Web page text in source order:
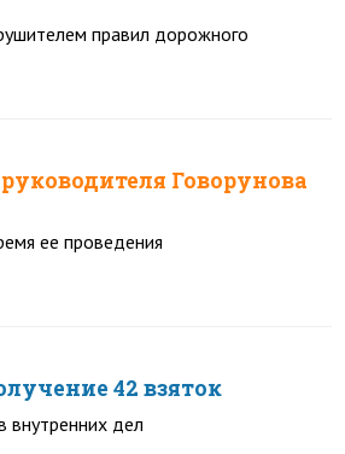
правил дорожного
Говорунова
ее проведения
42 взяток
внутренних дел